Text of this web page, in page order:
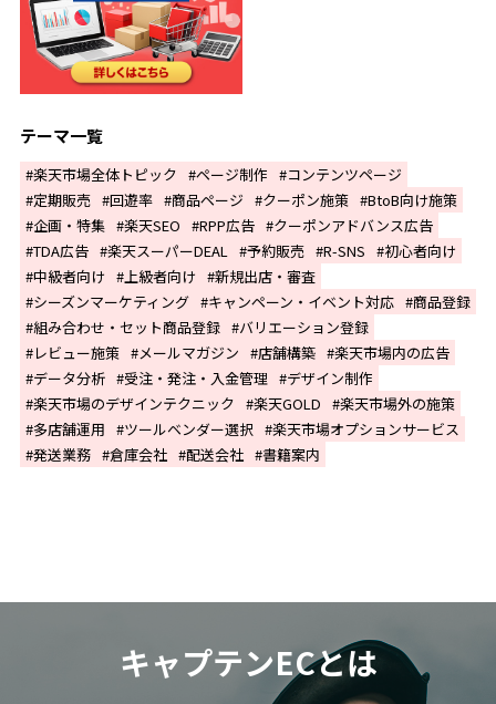
テーマ一覧
楽天市場全体トピック ページ制作
コンテンツページ
定期販売
回遊率 商品ページ クーポン施策
BtoB向け施策
企画・特集
楽天SEO RPP広告
クーポンアドバンス広告
TDA広告
楽天スーパーDEAL 予約販売 R-SNS
初心者向け
中級者向け
上級者向け
新規出店・審査
シーズンマーケティング
キャンペーン・イベント対応
商品登録
組み合わせ・セット商品登録
バリエーション登録
レビュー施策
メールマガジン 店舗構築
楽天市場内の広告
データ分析
受注・発注・入金管理
デザイン制作
楽天市場のデザインテクニック
楽天GOLD
楽天市場外の施策
多店舗運用
ツールベンダー選択
楽天市場オプションサービス
発送業務
倉庫会社 配送会社 書籍案内
キャプテンECとは